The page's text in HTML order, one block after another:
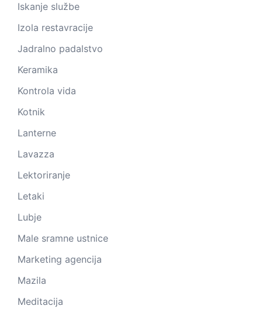
Iskanje službe
Izola restavracije
Jadralno padalstvo
Keramika
Kontrola vida
Kotnik
Lanterne
Lavazza
Lektoriranje
Letaki
Lubje
Male sramne ustnice
Marketing agencija
Mazila
Meditacija